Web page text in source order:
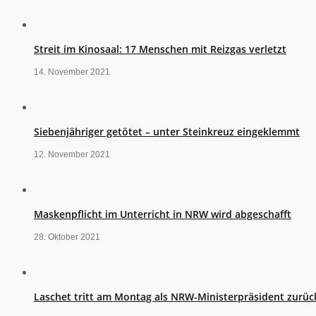
Streit im Kinosaal: 17 Menschen mit Reizgas verletzt
14. November 2021
Siebenjähriger getötet – unter Steinkreuz eingeklemmt
12. November 2021
Maskenpflicht im Unterricht in NRW wird abgeschafft
28. Oktober 2021
Laschet tritt am Montag als NRW-Ministerpräsident